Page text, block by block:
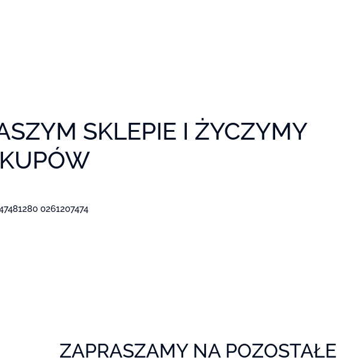
SKLEPIE I ŻYCZYMY
0261207474
NA POZOSTAŁE